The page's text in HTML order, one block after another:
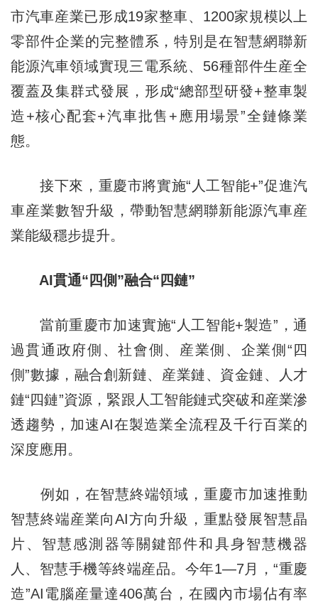
市汽車産業已形成19家整車、1200家規模以上
零部件企業的完整體系，特別是在智慧網聯新
能源汽車領域實現三電系統、56種部件生産全
覆蓋及集群式發展，形成“總部型研發+整車製
造+核心配套+汽車批售+應用場景”全鏈條業
態。
接下來，重慶市將實施“人工智能+”促進汽
車産業數智升級，帶動智慧網聯新能源汽車産
業能級穩步提升。
AI貫通“四側”融合“四鏈”
當前重慶市加速實施“人工智能+製造”，通
過貫通政府側、社會側、産業側、企業側“四
側”數據，融合創新鏈、産業鏈、資金鏈、人才
鏈“四鏈”資源，緊跟人工智能鏈式突破和産業滲
透趨勢，加速AI在製造業全流程及千行百業的
深度應用。
例如，在智慧終端領域，重慶市加速推動
智慧終端産業向AI方向升級，重點發展智慧晶
片、智慧感測器等關鍵部件和具身智慧機器
人、智慧手機等終端産品。今年1—7月，“重慶
造”AI電腦産量達406萬台，在國內市場佔有率